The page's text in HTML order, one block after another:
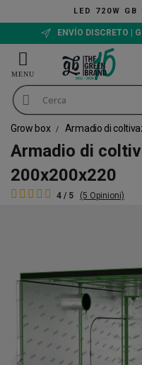
720W GB LIGHTING,
ENVÍO DISCRETO |
Grow box Armadio di
Armadio di
200x200x220
4 / 5 (5 Opinioni)